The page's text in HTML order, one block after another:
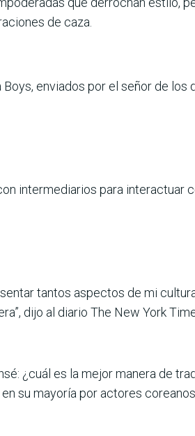
de caza.
enviados por el señor de los
intermediarios para interactuar
tantos aspectos de mi
dijo al diario The New York
¿cuál es la mejor manera de
su mayoría por actores coreanos.